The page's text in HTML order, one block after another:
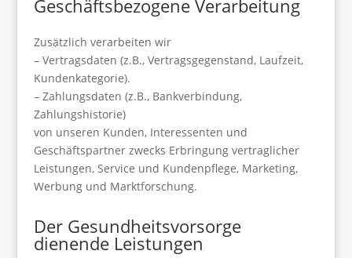
Geschäftsbezogene Verarbeitung
Zusätzlich verarbeiten wir
– Vertragsdaten (z.B., Vertragsgegenstand, Laufzeit,
Kundenkategorie).
– Zahlungsdaten (z.B., Bankverbindung,
Zahlungshistorie)
von unseren Kunden, Interessenten und
Geschäftspartner zwecks Erbringung vertraglicher
Leistungen, Service und Kundenpflege, Marketing,
Werbung und Marktforschung.
Der Gesundheitsvorsorge
dienende Leistungen